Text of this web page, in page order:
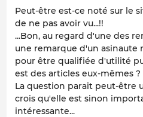
Peut-être est-ce noté sur le
de ne pas avoir vu...!!
...Bon, au regard d'une des
une remarque d'un asinaute
pour être qualifiée d'utilité
est des articles eux-mêmes ?
La question parait peut-être
crois qu'elle est sinon
intéressante...